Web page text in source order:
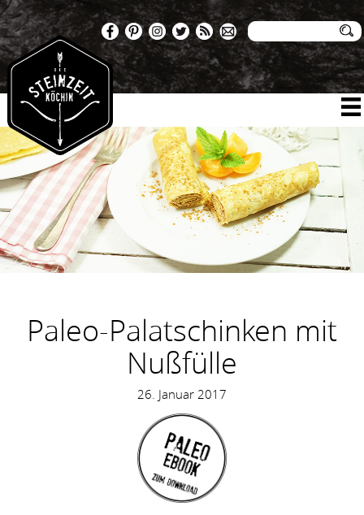
Paleo-Palatschinken mit
Nußfülle
26. Januar 2017